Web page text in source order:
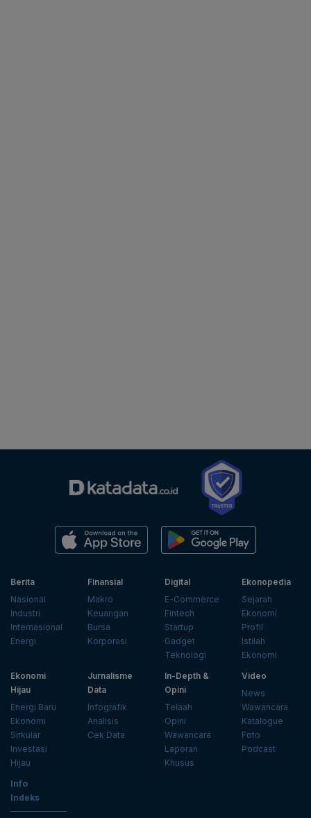
Berita
Nasional
Industri
Internasional
Energi
Finansial
Makro
Keuangan
Bursa
Korporasi
Digital
E-Commerce
Fintech
Startup
Gadget
Teknologi
Ekonopedia
Sejarah
Ekonomi
Profil
Istilah
Ekonomi
Ekonomi
Hijau
Energi Baru
Ekonomi
Sirkular
Investasi
Hijau
Jurnalisme
Data
Infografik
Analisis
Cek Data
In-Depth &
Opini
Telaah
Opini
Wawancara
Laporan
Khusus
Video
News
Wawancara
Katalogue
Foto
Podcast
Info
Indeks